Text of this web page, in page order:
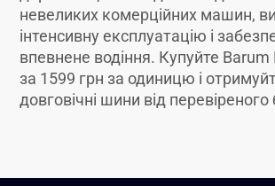
невеликих комерційних машин,
інтенсивну експлуатацію і
впевнене водіння. Купуйте
за 1599 грн за одиницю і
довговічні шини від перевіреного